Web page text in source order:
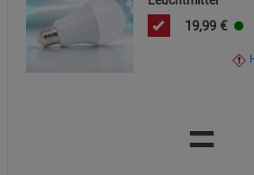
19,99 €
=